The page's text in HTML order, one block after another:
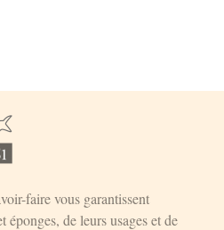
faire vous garantissent
éponges, de leurs usages et de